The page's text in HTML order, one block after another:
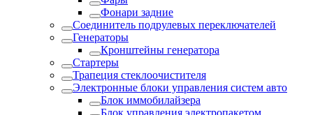
Фонари задние
Соединитель подрулевых переключателей
Генераторы
Кронштейны генератора
Стартеры
Трапеция стеклоочистителя
Электронные блоки управления систем авто
Блок иммобилайзера
Блок управления электропакетом